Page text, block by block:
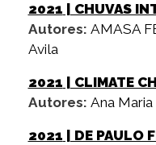
2021 | CHUVAS
Autores: AMASA
Avila
2021 | CLIMATE
Autores: Ana
2021 | DE PAULO